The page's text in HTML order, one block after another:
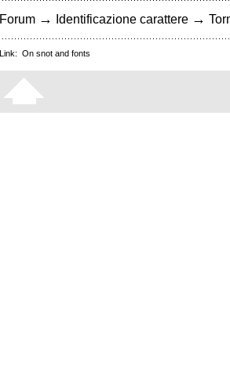
Forum → Identificazione carattere →
Link: On snot and fonts